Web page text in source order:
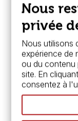
Nous
privée
Nous utilisons
expérience de
ou du contenu
site. En
consentez à